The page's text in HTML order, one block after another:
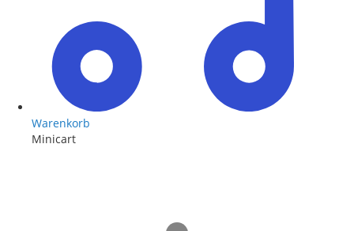
Warenkorb
Minicart